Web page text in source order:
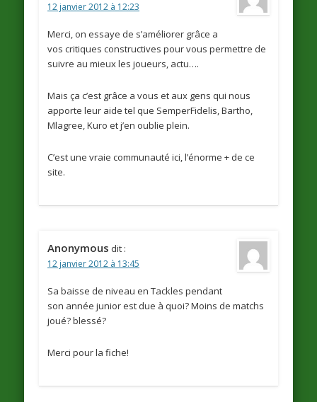
12 janvier 2012 à 12:23
Merci, on essaye de s’améliorer grâce a
vos critiques constructives pour vous permettre de
suivre au mieux les joueurs, actu….
Mais ça c’est grâce a vous et aux gens qui nous
apporte leur aide tel que SemperFidelis, Bartho,
Mlagree, Kuro et j’en oublie plein.
C’est une vraie communauté ici, l’énorme + de ce
site.
Anonymous dit :
12 janvier 2012 à 13:45
Sa baisse de niveau en Tackles pendant
son année junior est due à quoi? Moins de matchs
joué? blessé?
Merci pour la fiche!